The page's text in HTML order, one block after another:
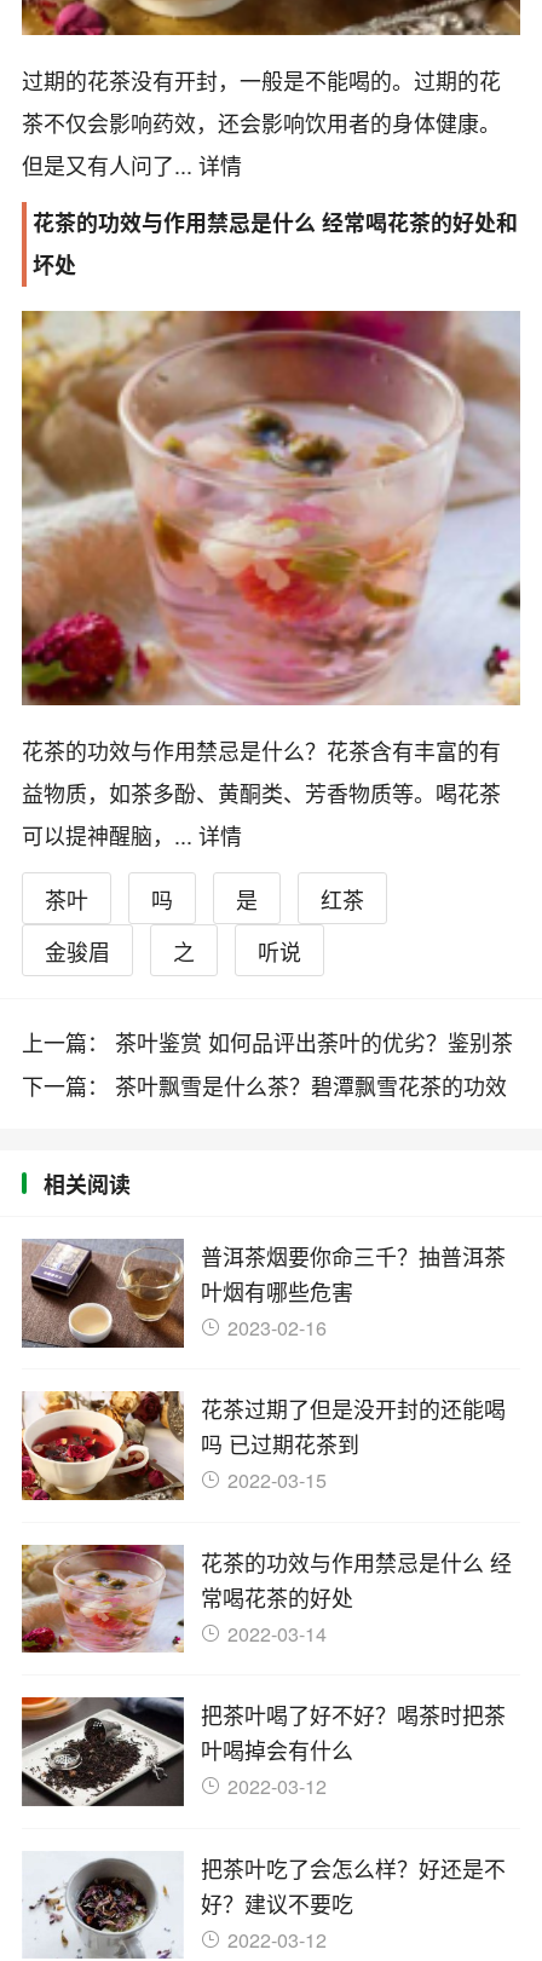
过期的花茶没有开封，一般是不能喝的。过期的花
茶不仅会影响药效，还会影响饮用者的身体健康。
但是又有人问了... 详情
花茶的功效与作用禁忌是什么 经常喝花茶的好处和
坏处
花茶的功效与作用禁忌是什么？花茶含有丰富的有
益物质，如茶多酚、黄酮类、芳香物质等。喝花茶
可以提神醒脑，... 详情
茶叶 吗 是
红茶
金骏眉
之 听说
上一篇： 茶叶鉴赏 如何品评出荼叶的优劣？鉴别茶
叶的
下一篇： 茶叶飘雪是什么茶？碧潭飘雪花茶的功效
相关阅读
普洱茶烟要你命三千？抽普洱茶
叶烟有哪些危害
2023-02-16
花茶过期了但是没开封的还能喝
吗 已过期花茶到
2022-03-15
花茶的功效与作用禁忌是什么 经
常喝花茶的好处
2022-03-14
把茶叶喝了好不好？喝茶时把茶
叶喝掉会有什么
2022-03-12
把茶叶吃了会怎么样？好还是不
好？建议不要吃
2022-03-12